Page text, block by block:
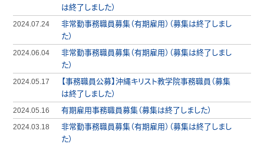
は終了しました）
2024.07.24
非常勤事務職員募集（有期雇用）（募集は終了しまし
た）
2024.06.04
非常勤事務職員募集（有期雇用）（募集は終了しまし
た）
2024.05.17
【事務職員公募】沖縄キリスト教学院事務職員（募集
は終了しました）
2024.05.16 有期雇用事務職員募集（募集は終了しました）
2024.03.18
非常勤事務職員募集（有期雇用）（募集は終了しまし
た）